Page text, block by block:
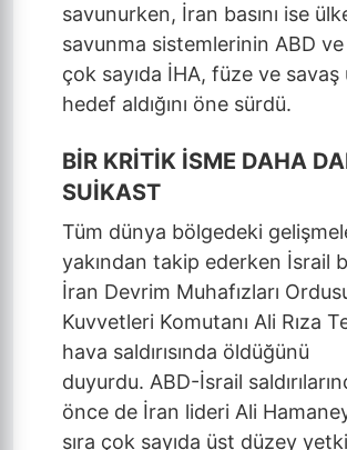
savunurken, İran basını ise
savunma sistemlerinin ABD ve
çok sayıda İHA, füze ve savaş
hedef aldığını öne sürdü.
BİR KRİTİK İSME DAHA
SUİKAST
Tüm dünya bölgedeki
yakından takip ederken İsrail
İran Devrim Muhafızları
Kuvvetleri Komutanı Ali Rıza
hava saldırısında öldüğünü
duyurdu. ABD-İsrail
önce de İran lideri Ali
sıra çok sayıda üst düzey